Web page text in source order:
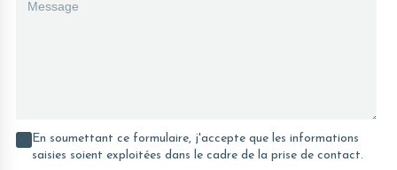
En soumettant ce formulaire, j'accepte que les informations
saisies soient exploitées dans le cadre de la prise de contact.